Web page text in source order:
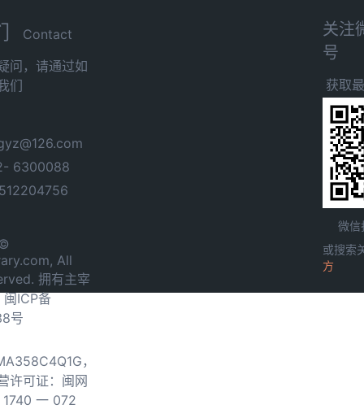
Contact
问，请通过如
们
6300088
All
拥有主宰
闽ICP备
号
，
许可证：闽网
一 072
关注
号
获取
微信
或搜索
方